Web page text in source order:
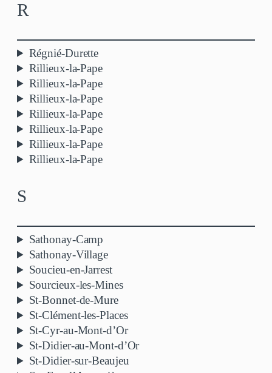
R
Régnié-Durette
Rillieux-la-Pape
Rillieux-la-Pape
Rillieux-la-Pape
Rillieux-la-Pape
Rillieux-la-Pape
Rillieux-la-Pape
Rillieux-la-Pape
S
Sathonay-Camp
Sathonay-Village
Soucieu-en-Jarrest
Sourcieux-les-Mines
St-Bonnet-de-Mure
St-Clément-les-Places
St-Cyr-au-Mont-d’Or
St-Didier-au-Mont-d’Or
St-Didier-sur-Beaujeu